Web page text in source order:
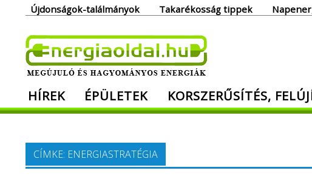
Újdonságok-találmányok Takarékosság tippek
Megújuló és hagyományos energiák. Minden,
HÍREK ÉPÜLETEK KORSZERŰSÍTÉS,
CÍMKE: ENERGIASTRATÉGIA